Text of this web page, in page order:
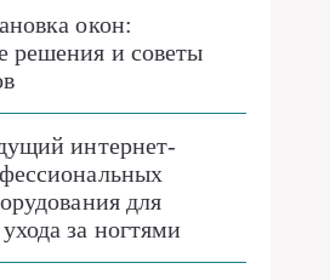
окон:
решения и советы
интернет-
для
за ногтями